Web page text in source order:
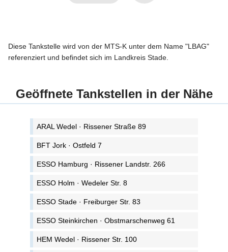
Diese Tankstelle wird von der MTS-K unter dem Name "LBAG"
referenziert und befindet sich im Landkreis Stade.
Geöffnete Tankstellen in der Nähe
ARAL Wedel · Rissener Straße 89
BFT Jork · Ostfeld 7
ESSO Hamburg · Rissener Landstr. 266
ESSO Holm · Wedeler Str. 8
ESSO Stade · Freiburger Str. 83
ESSO Steinkirchen · Obstmarschenweg 61
HEM Wedel · Rissener Str. 100